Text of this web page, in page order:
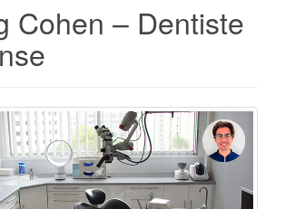
Cohen – Dentiste